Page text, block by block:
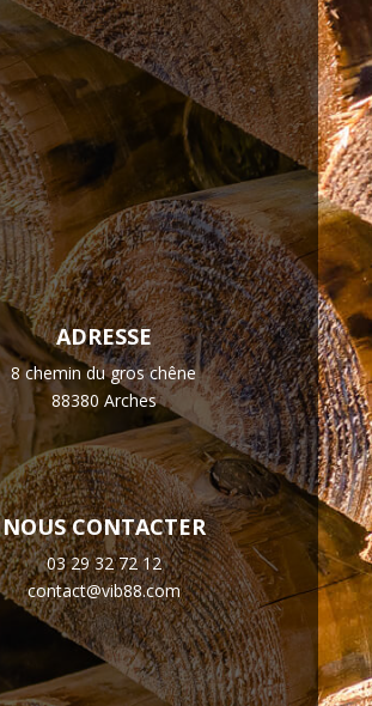
ADRESSE
8 chemin du gros chêne
88380 Arches
NOUS CONTACTER
03 29 32 72 12
contact@vib88.com